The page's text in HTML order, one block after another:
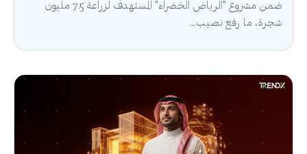
ضمن مشروع "الرياض الخضراء" المستهدف لزراعة 7.5 مليون
شجرة، ما رفع نصيب...